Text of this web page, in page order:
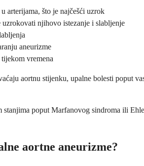
arterijama, što je najčešći uzrok
njihovo istezanje i slabljenje
aneurizme
vremena
aortnu stijenku, upalne bolesti poput
poput Marfanovog sindroma ili
aortne aneurizme?